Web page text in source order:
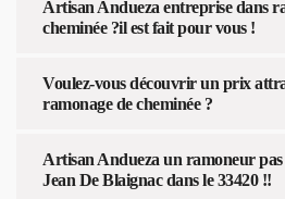
Artisan Andueza entreprise dans
cheminée ?il est fait pour vous !
Voulez-vous découvrir un prix
ramonage de cheminée ?
Artisan Andueza un ramoneur pas
Jean De Blaignac dans le 33420 !!